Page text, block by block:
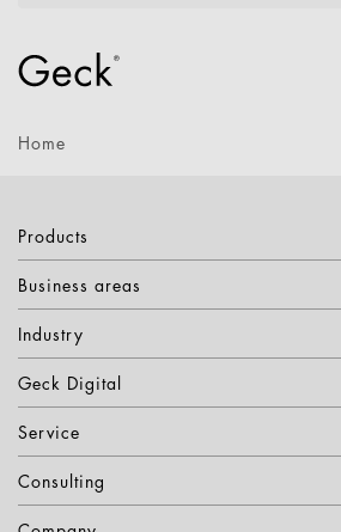
Home
Products
Business areas
Industry
Geck Digital
Service
Consulting